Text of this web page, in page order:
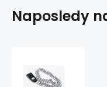
Naposledy